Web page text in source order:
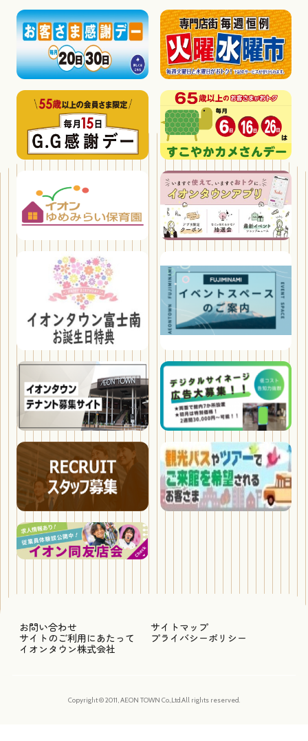
お問い合わせ
サイトマップ
サイトのご利用にあたって
プライバシーポリシー
イオンタウン株式会社
Copyright © 2011, AEON TOWN Co.,Ltd.All rights reserved.